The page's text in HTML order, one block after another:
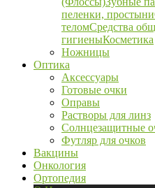
пеленки, простыни
теломСредства
гигиеныКосметика
Ножницы
Оптика
Аксессуары
Готовые очки
Оправы
Растворы для линз
Солнцезащитные
Футляр для очков
Вакцины
Онкология
Ортопедия